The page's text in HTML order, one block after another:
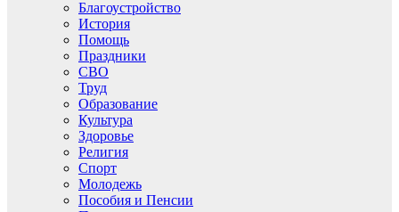
Благоустройство
История
Помощь
Праздники
СВО
Труд
Образование
Культура
Здоровье
Религия
Спорт
Молодежь
Пособия и Пенсии